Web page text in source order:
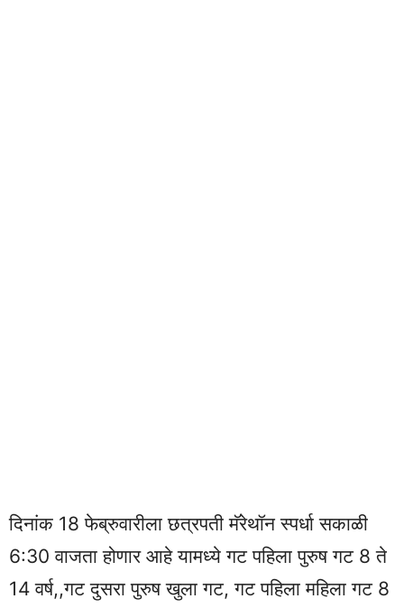
दिनांक 18 फेब्रुवारीला छत्रपती मॅरेथॉन स्पर्धा सकाळी
6:30 वाजता होणार आहे यामध्ये गट पहिला पुरुष गट 8 ते
14 वर्ष,,गट दुसरा पुरुष खुला गट, गट पहिला महिला गट 8